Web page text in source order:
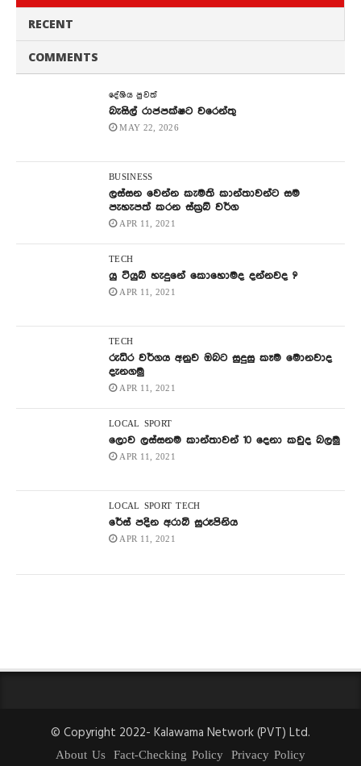
RECENT
COMMENTS
දේශිය පුවත්
බැසිල් රාජපක්ෂට වරෙන්තු
MAY 22, 2026
BUSINESS
ලස්සන වෙන්න කැමති කාන්තාවන්ට සම
පැහැපත් කරන ස්ක්‍රබ් වර්ග
APR 11, 2021
TECH
යු ටියුබ් හැදුනේ කොහොමද දන්නවද ?
APR 11, 2021
TECH
රුධිර වර්ගය අනුව ඔබට සුදුසු කෑම මොනවාද
දැනගමු
APR 11, 2021
LOCAL SPORT
ලොව ලස්සනම කාන්තාවන් 10 දෙනා කවුද බලමු
APR 11, 2021
LOCAL SPORT TECH
රේස් පදින අරාබි සුරූපිනිය
APR 11, 2021
© Copyright 2022- Kalawama Network (PVT) Ltd.
About Us Fact-Checking Policy Privacy Policy